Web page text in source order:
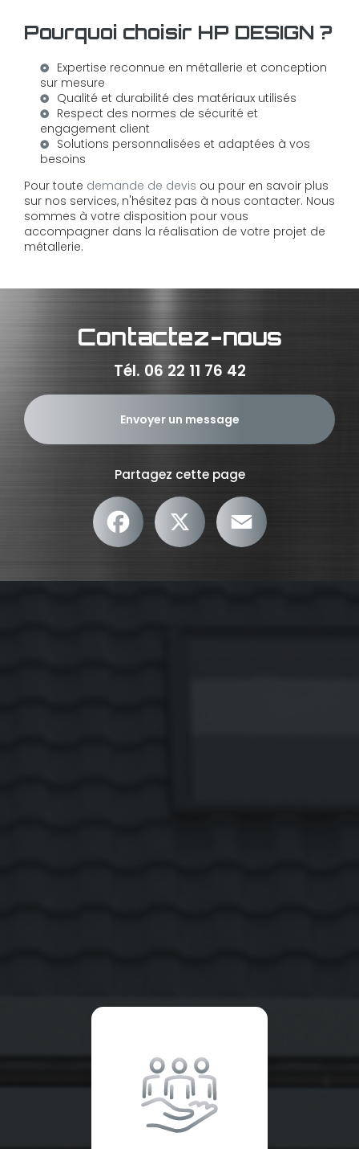
Pourquoi choisir HP DESIGN ?
Expertise reconnue en métallerie et conception
sur mesure
Qualité et durabilité des matériaux utilisés
Respect des normes de sécurité et
engagement client
Solutions personnalisées et adaptées à vos
besoins
Pour toute demande de devis ou pour en savoir plus
sur nos services, n'hésitez pas à nous contacter. Nous
sommes à votre disposition pour vous
accompagner dans la réalisation de votre projet de
métallerie.
Contactez-nous
Tél. 06 22 11 76 42
Envoyer un message
Partagez cette page
Facebook